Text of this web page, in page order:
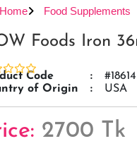
Home Food Supplements
Foods Iron
Code :
#18614
of Origin
: USA
2700 Tk